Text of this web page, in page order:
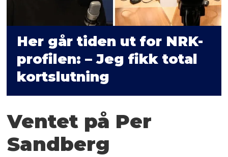
Her går tiden ut for NRK-
profilen: – Jeg fikk total
kortslutning
Ventet på Per
Sandberg